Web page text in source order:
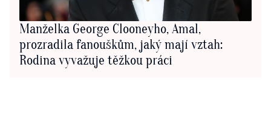
Manželka George Clooneyho, Amal,
prozradila fanouškům, jaký mají vztah:
Rodina vyvažuje těžkou práci